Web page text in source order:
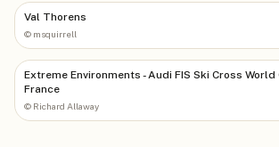
Val Thorens
© msquirrell
Extreme Environments - Audi FIS Ski Cross World
France
© Richard Allaway